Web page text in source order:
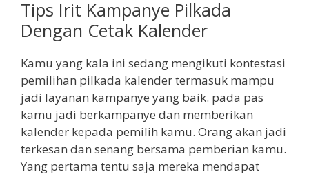
Tips Irit Kampanye Pilkada
Dengan Cetak Kalender
Kamu yang kala ini sedang mengikuti kontestasi
pemilihan pilkada kalender termasuk mampu
jadi layanan kampanye yang baik. pada pas
kamu jadi berkampanye dan memberikan
kalender kepada pemilih kamu. Orang akan jadi
terkesan dan senang bersama pemberian kamu.
Yang pertama tentu saja mereka mendapat